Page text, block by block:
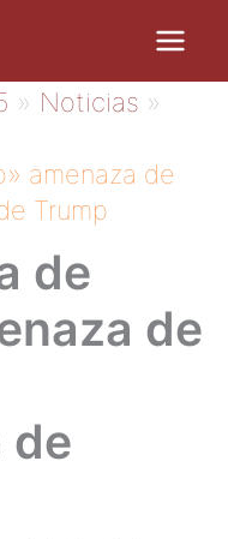
Noticias
amenaza de
Trump
de
de
de